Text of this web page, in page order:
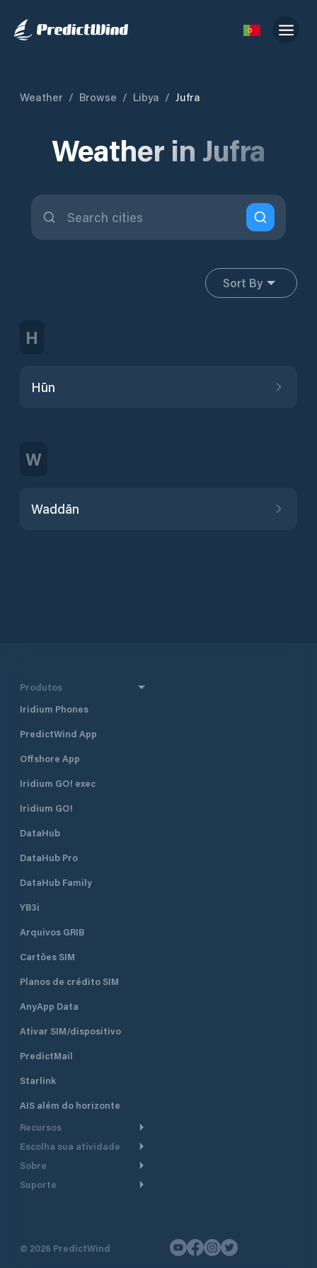
Weather / Browse / Libya / Jufra
Weather in Jufra
Sort By
H
Hūn
W
Waddān
Produtos
Iridium Phones
PredictWind App
Offshore App
Iridium GO! exec
Iridium GO!
DataHub
DataHub Pro
DataHub Family
YB3i
Arquivos GRIB
Cartões SIM
Planos de crédito SIM
AnyApp Data
Ativar SIM/dispositivo
PredictMail
Starlink
AIS além do horizonte
Recursos
Roteamento meteorológico
embarcações a motor
Escolha sua atividade
Cruzeiro
Lanchas
Sobre
Faça um tour
Suporte
Fale conosco
© 2026 PredictWind